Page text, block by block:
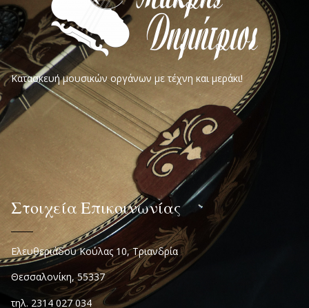
Κατασκευή μουσικών οργάνων με τέχνη και μεράκι!
Στοιχεία Επικοινωνίας
Ελευθεριάδου Κούλας 10, Τριανδρία
Θεσσαλονίκη, 55337
τηλ. 2314 027 034